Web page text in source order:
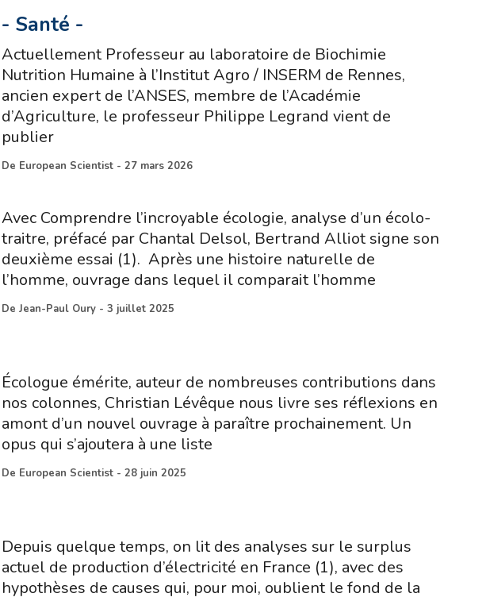
-Santé -
Actuellement Professeur au laboratoire de Biochimie
Nutrition Humaine à l’Institut Agro / INSERM de Rennes,
ancien expert de l’ANSES, membre de l’Académie
d’Agriculture, le professeur Philippe Legrand vient de
publier
De European Scientist -27 mars 2026
Avec Comprendre l’incroyable écologie, analyse d’un écolo-
traitre, préfacé par Chantal Delsol, Bertrand Alliot signe son
deuxième essai (1). Après une histoire naturelle de
l’homme, ouvrage dans lequel il comparait l’homme
De Jean-Paul Oury - 3 juillet 2025
Écologue émérite, auteur de nombreuses contributions dans
nos colonnes, Christian Lévêque nous livre ses réflexions en
amont d’un nouvel ouvrage à paraître prochainement. Un
opus qui s’ajoutera à une liste
De European Scientist - 28 juin 2025
Depuis quelque temps, on lit des analyses sur le surplus
actuel de production d’électricité en France (1), avec des
hypothèses de causes qui, pour moi, oublient le fond de la